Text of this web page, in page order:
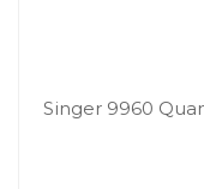
Singer 9960